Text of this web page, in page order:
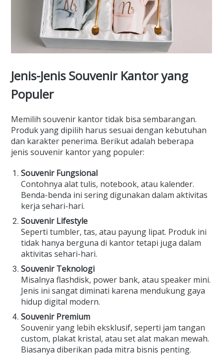
Jenis-Jenis Souvenir Kantor yang
Populer
Memilih souvenir kantor tidak bisa sembarangan.
Produk yang dipilih harus sesuai dengan kebutuhan
dan karakter penerima. Berikut adalah beberapa
jenis souvenir kantor yang populer:
Souvenir Fungsional
Contohnya alat tulis, notebook, atau kalender.
Benda-benda ini sering digunakan dalam aktivitas
kerja sehari-hari.
Souvenir Lifestyle
Seperti tumbler, tas, atau payung lipat. Produk ini
tidak hanya berguna di kantor tetapi juga dalam
aktivitas sehari-hari.
Souvenir Teknologi
Misalnya flashdisk, power bank, atau speaker mini.
Jenis ini sangat diminati karena mendukung gaya
hidup digital modern.
Souvenir Premium
Souvenir yang lebih eksklusif, seperti jam tangan
custom, plakat kristal, atau set alat makan mewah.
Biasanya diberikan pada mitra bisnis penting.